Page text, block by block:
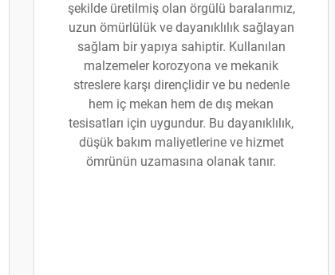
şekilde üretilmiş olan örgülü baralarımız,
uzun ömürlülük ve dayanıklılık sağlayan
sağlam bir yapıya sahiptir. Kullanılan
malzemeler korozyona ve mekanik
streslere karşı dirençlidir ve bu nedenle
hem iç mekan hem de dış mekan
tesisatları için uygundur. Bu dayanıklılık,
düşük bakım maliyetlerine ve hizmet
ömrünün uzamasına olanak tanır.